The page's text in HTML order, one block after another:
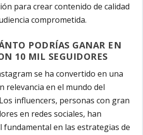
para crear contenido de calidad
comprometida.
PODRÍAS GANAR EN
10 MIL SEGUIDORES
se ha convertido en una
relevancia en el mundo del
influencers, personas con gran
en redes sociales, han
fundamental en las estrategias de